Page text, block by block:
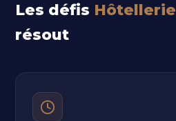
Les défis Hôtellerie
résout